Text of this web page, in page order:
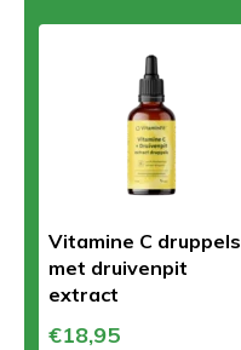
Vitamine C druppels
met druivenpit
extract
€18,95